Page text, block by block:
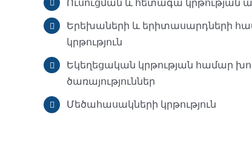
Երեխաների և երիտասարդների
կրթություն
Եկեղեցական կրթության համար
ծառայություններ
Մեծահասակների կրթություն